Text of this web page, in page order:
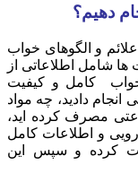
دهیم؟
علائم و الگوهای خواب
ها شامل اطلاعاتی از
کامل و کیفیت
انجام دادید، چه مواد
مصرف کرده اید،
و اطلاعات کامل
کرده و سپس این